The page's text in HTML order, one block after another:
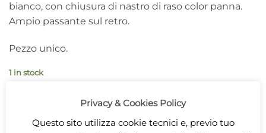
bianco, con chiusura di nastro di raso color panna.
Ampio passante sul retro.
Pezzo unico.
1 in stock
ADD TO CART
Privacy & Cookies Policy
Questo sito utilizza cookie tecnici e, previo tuo